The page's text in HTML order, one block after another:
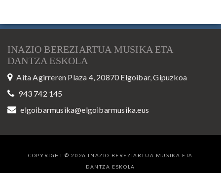
INAZIO BEREZIARTUA MUSIKA ETA
DANTZA ESKOLA
Aita Agirreren Plaza 4, 20870 Elgoibar, Gipuzkoa
943 742 145
elgoibarmusika@elgoibarmusika.eus
COPYRIGHT © 2026 INAZIO BEREZIARTUA MUSIKA ETA
DANTZA ESKOLA